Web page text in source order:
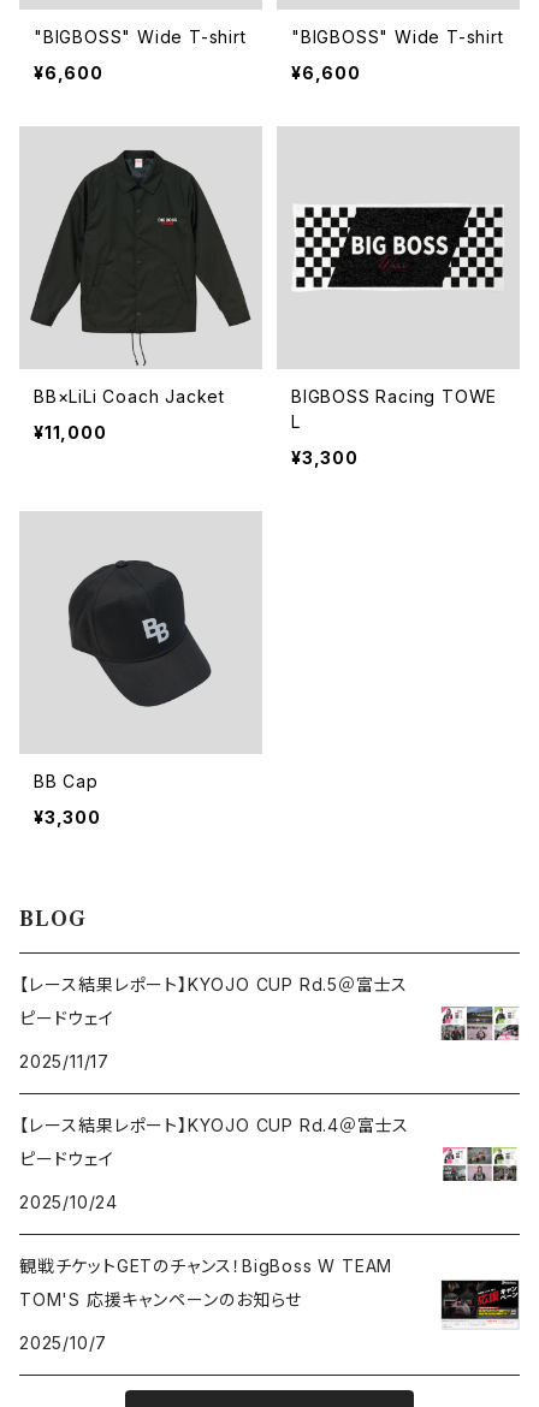
"BIGBOSS" Wide T-shirt
¥6,600
"BIGBOSS" Wide T-shirt
¥6,600
BB×LiLi Coach Jacket
¥11,000
BIGBOSS Racing TOWE
L
¥3,300
BB Cap
¥3,300
BLOG
【レース結果レポート】KYOJO CUP Rd.5＠富士ス
ピードウェイ
2025/11/17
【レース結果レポート】KYOJO CUP Rd.4＠富士ス
ピードウェイ
2025/10/24
観戦チケットGETのチャンス！BigBoss W TEAM
TOM'S 応援キャンペーンのお知らせ
2025/10/7